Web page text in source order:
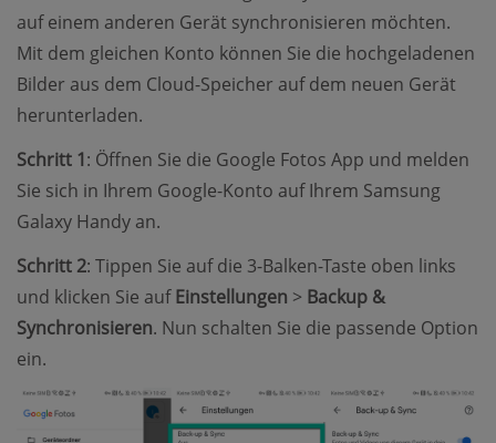
auf einem anderen Gerät synchronisieren möchten.
Mit dem gleichen Konto können Sie die hochgeladenen
Bilder aus dem Cloud-Speicher auf dem neuen Gerät
herunterladen.
Schritt 1: Öffnen Sie die Google Fotos App und melden
Sie sich in Ihrem Google-Konto auf Ihrem Samsung
Galaxy Handy an.
Schritt 2: Tippen Sie auf die 3-Balken-Taste oben links
und klicken Sie aufEinstellungen > Backup &
Synchronisieren. Nun schalten Sie die passende Option
ein.